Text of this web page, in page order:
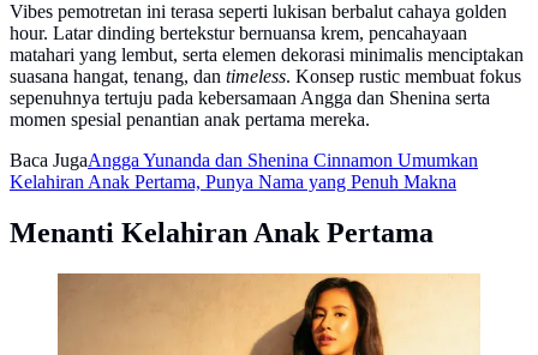
Vibes pemotretan ini terasa seperti lukisan berbalut cahaya golden
hour. Latar dinding bertekstur bernuansa krem, pencahayaan
matahari yang lembut, serta elemen dekorasi minimalis menciptakan
suasana hangat, tenang, dan timeless. Konsep rustic membuat fokus
sepenuhnya tertuju pada kebersamaan Angga dan Shenina serta
momen spesial penantian anak pertama mereka.
Baca JugaAngga Yunanda dan Shenina Cinnamon Umumkan
Kelahiran Anak Pertama, Punya Nama yang Penuh Makna
Menanti Kelahiran Anak Pertama